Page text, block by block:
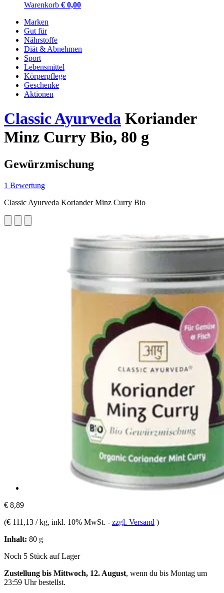
Warenkorb € 0,00
Marken
Gut für
Nährstoffe
Diät & Abnehmen
Sport
Lebensmittel
Körperpflege
Geschenke
Aktionen
Classic Ayurveda Koriander
Minz Curry Bio, 80 g
Gewürzmischung
1 Bewertung
Classic Ayurveda Koriander Minz Curry Bio
€ 8,89
(€ 111,13 / kg, inkl. 10% MwSt. - zzgl. Versand )
Inhalt: 80 g
Noch 5 Stück auf Lager
Zustellung bis Mittwoch, 12. August, wenn du bis Montag um
23:59 Uhrbestellst.